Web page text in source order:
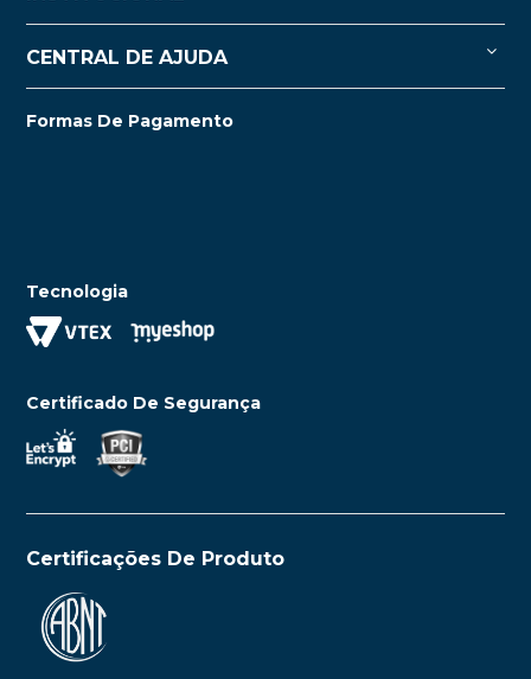
CENTRAL DE AJUDA
Formas De Pagamento
Tecnologia
Certificado De Segurança
Certificações De Produto